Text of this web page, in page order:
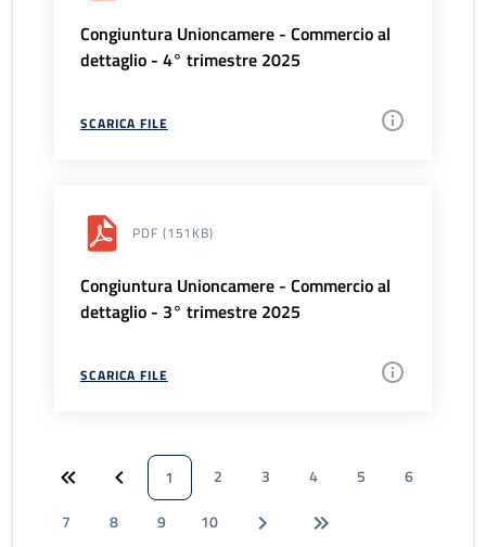
Congiuntura Unioncamere - Commercio al
dettaglio - 4° trimestre 2025
SCARICA FILE
PDF (151KB)
Congiuntura Unioncamere - Commercio al
dettaglio - 3° trimestre 2025
SCARICA FILE
1 2 3 4 5
6
7
8 9 10